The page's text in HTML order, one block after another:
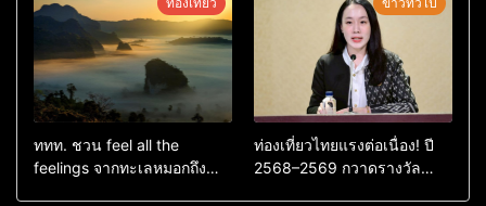
ชนะกว่า 10,000 คะแนน
ททท. ชวน feel all the
feelings จากทะเลหมอกถึง
ท่องเที่ยวไทยแรงต่อเนื่อง! ปี
2568–2569 กวาดรางวัล